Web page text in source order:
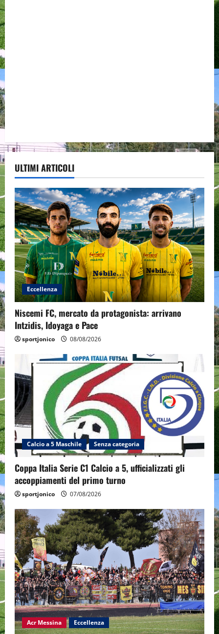
ULTIMI ARTICOLI
Eccellenza
Niscemi FC, mercato da protagonista: arrivano
Intzidis, Idoyaga e Pace
sportjonico 08/08/2026
Calcio a 5 Maschile Senza categoria
Coppa Italia Serie C1 Calcio a 5, ufficializzati gli
accoppiamenti del primo turno
sportjonico 07/08/2026
Acr Messina Eccellenza